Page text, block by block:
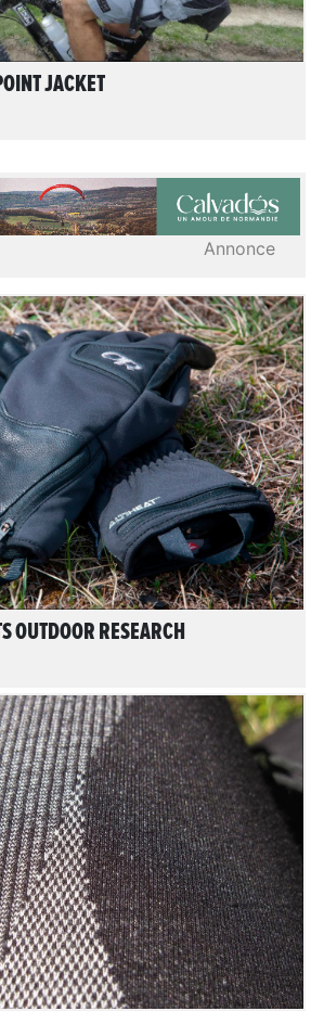
JACKET
Annonce
2
LIRE L'ARTICLE
OUTDOOR RESEARCH
LIRE L'ARTICLE